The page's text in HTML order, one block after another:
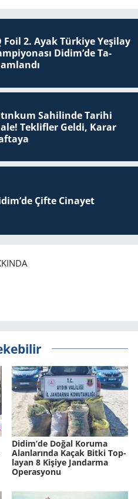
Foil 2. Ayak Tür­ki­ye Ye­şi­lay
Didim’de Ta­
Sahilinde Tarihi
Teklifler Geldi, Karar
Çifte Ci­na­yet
Didim’de Doğal Ko­ru­ma
Alan­la­rın­da Kaçak Bitki Top­
la­yan 8 Ki­şi­ye Jan­dar­ma
Ope­ras­yo­nu